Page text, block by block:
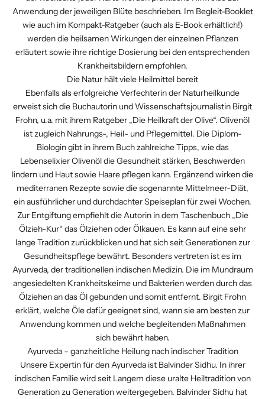
Anwendung der jeweiligen Blüte beschrieben. Im Begleit-Booklet
wie auch im Kompakt-Ratgeber(auch als E-Book erhältlich!)
werden die heilsamen Wirkungen der einzelnen Pflanzen
erläutert sowie ihre richtige Dosierung bei den entsprechenden
Krankheitsbildern empfohlen.
Die Natur hält viele Heilmittel bereit
Ebenfalls als erfolgreiche Verfechterin der Naturheilkunde
erweist sich die Buchautorin und Wissenschaftsjournalistin Birgit
Frohn, u.a. mit ihrem Ratgeber „Die Heilkraft der Olive“. Olivenöl
ist zugleich Nahrungs-, Heil- und Pflegemittel. Die Diplom-
Biologin gibt in ihrem Buch zahlreiche Tipps, wie das
Lebenselixier Olivenöl die Gesundheit stärken, Beschwerden
lindern und Haut sowie Haare pflegen kann. Ergänzend wirken die
mediterranen Rezepte sowie die sogenannte Mittelmeer-Diät,
ein ausführlicher und durchdachter Speiseplan für zwei Wochen.
Zur Entgiftung empfiehlt die Autorin in dem Taschenbuch„Die
Ölzieh-Kur“ das Ölziehen oder Ölkauen. Es kann auf eine sehr
lange Tradition zurückblicken und hat sich seit Generationen zur
Gesundheitspflege bewährt. Besonders vertreten ist es im
Ayurveda, der traditionellen indischen Medizin. Die im Mundraum
angesiedelten Krankheitskeime und Bakterien werden durch das
Ölziehen an das Öl gebunden und somit entfernt. Birgit Frohn
erklärt, welche Öle dafür geeignet sind, wann sie am besten zur
Anwendung kommen und welche begleitenden Maßnahmen
sich bewährt haben.
Ayurveda – ganzheitliche Heilung nach indischer Tradition
Unsere Expertin für den Ayurveda ist Balvinder Sidhu. In ihrer
indischen Familie wird seit Langem diese uralte Heiltradition von
Generation zu Generation weitergegeben. Balvinder Sidhu hat